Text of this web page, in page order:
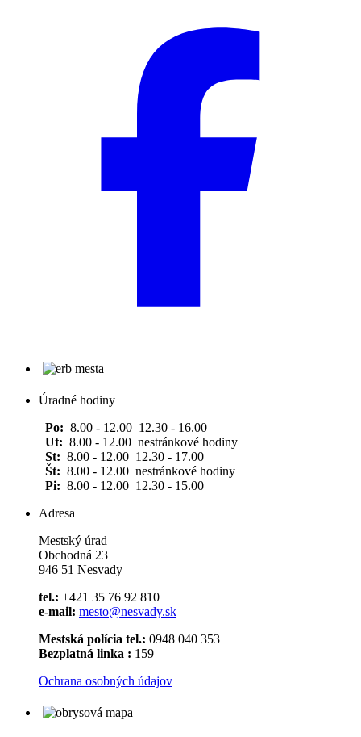
Úradné hodiny
Po: 8.00 - 12.00 12.30 - 16.00
Ut: 8.00 - 12.00 nestránkové hodiny
St: 8.00 - 12.00 12.30 - 17.00
Št: 8.00 - 12.00 nestránkové hodiny
Pi: 8.00 - 12.00 12.30 - 15.00
Adresa
Mestský úrad
Obchodná 23
946 51 Nesvady
tel.: +421 35 76 92 810
e-mail: mesto@nesvady.sk
Mestská polícia tel.: 0948 040 353
Bezplatná linka : 159
Ochrana osobných údajov